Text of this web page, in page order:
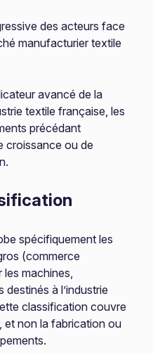
des acteurs face
manufacturier textile
avancé de la
textile française, les
précédant
croissance ou de
spécifiquement les
(commerce
les machines,
à l’industrie
classification couvre
et non la fabrication ou